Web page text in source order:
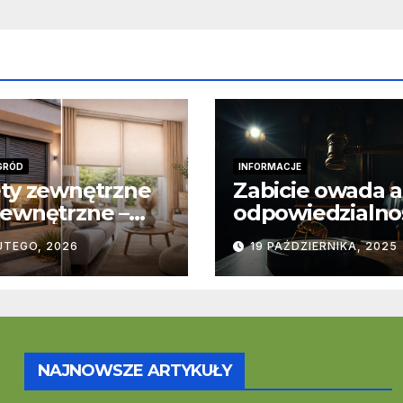
zewnętrzne
–
i
2026
INFORMACJE
Zabicie owada a
karna – jak
to w praktyce?
19 PAŹDZIERNIKA, 2025
NAJNOWSZE ARTYKUŁY